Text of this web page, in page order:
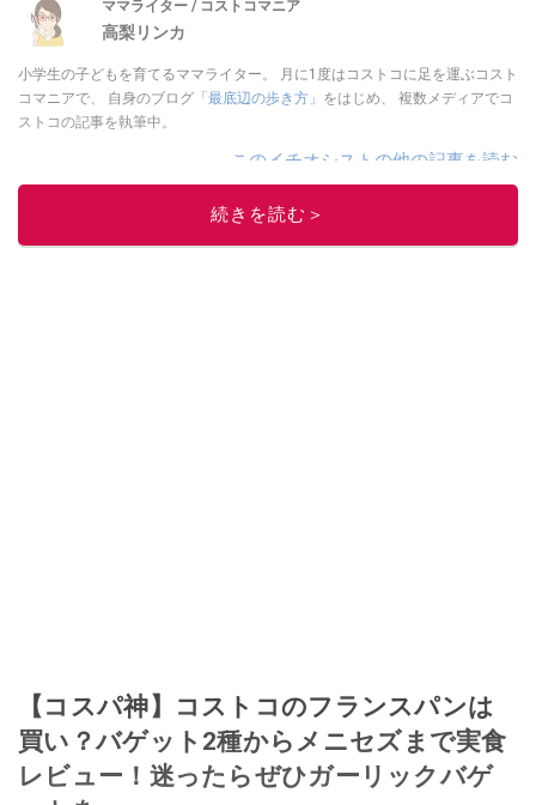
ママライター / コストコマニア
高梨リンカ
小学生の子どもを育てるママライター。 月に1度はコストコに足を運ぶコスト
コマニアで、 自身のブログ 「最底辺の歩き方」 をはじめ、 複数メディアでコ
ストコの記事を執筆中。
このイチオシストの他の記事を読む
続きを読む＞
【コスパ神】コストコのフランスパンは
買い？バゲット2種からメニセズまで実食
レビュー！迷ったらぜひガーリックバゲ